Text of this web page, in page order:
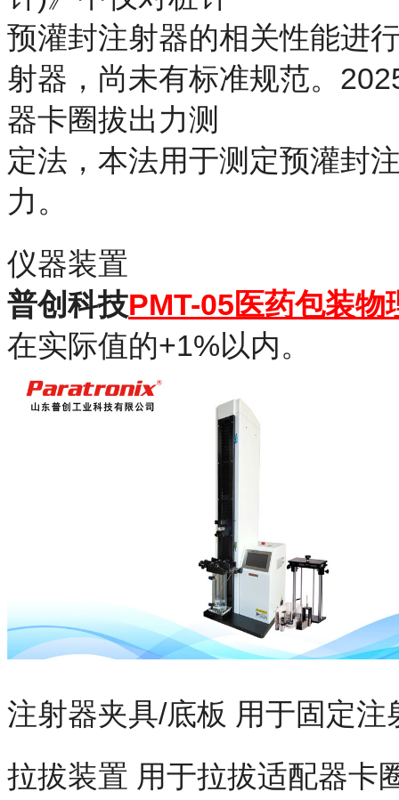
预灌封注射器的相关性能进
射器，尚未有标准规范。
器卡圈拔出力测
定法，本法用于测定预灌封
力。
仪器装置
普创科技PMT-05医药包装物
在实际值的+1%以内。
注射器夹具/底板 用于固定
拉拔装置 用于拉拔适配器卡